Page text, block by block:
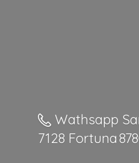
Wathsapp
7128 Fortuna